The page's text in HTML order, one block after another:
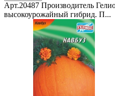
Арт.20487 Производитель
высокоурожайный гибрид. П...